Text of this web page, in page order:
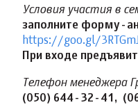
Условия участия в
заполните форму-
https://goo.gl/
При входе
Телефон менеджера
(050) 644-32-41,